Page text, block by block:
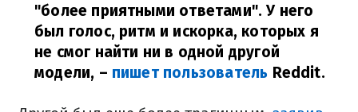
"более приятными ответами". У него
был голос, ритм и искорка, которых я
не смог найти ни в одной другой
модели, – пишет пользователь Reddit.